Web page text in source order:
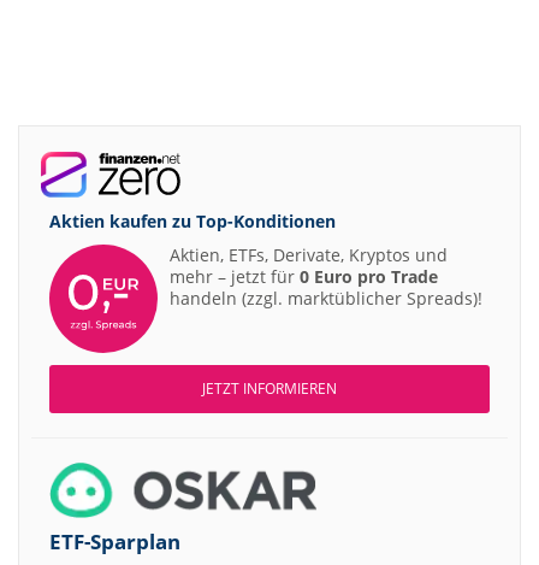
Aktien kaufen zu Top-Konditionen
Aktien, ETFs, Derivate, Kryptos und
mehr – jetzt für 0 Euro pro Trade
handeln (zzgl. marktüblicher Spreads)!
JETZT INFORMIEREN
ETF-Sparplan